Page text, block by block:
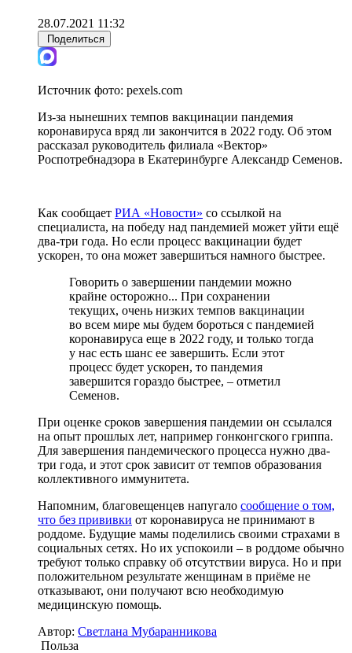
28.07.2021 11:32
Поделиться
Источник фото: pexels.com
Из-за нынешних темпов вакцинации пандемия
коронавируса вряд ли закончится в 2022 году. Об этом
рассказал руководитель филиала «Вектор»
Роспотребнадзора в Екатеринбурге Александр Семенов.
Как сообщает РИА «Новости» со ссылкой на
специалиста, на победу над пандемией может уйти ещё
два-три года. Но если процесс вакцинации будет
ускорен, то она может завершиться намного быстрее.
Говорить о завершении пандемии можно
крайне осторожно... При сохранении
текущих, очень низких темпов вакцинации
во всем мире мы будем бороться с пандемией
коронавируса еще в 2022 году, и только тогда
у нас есть шанс ее завершить. Если этот
процесс будет ускорен, то пандемия
завершится гораздо быстрее, – отметил
Семенов.
При оценке сроков завершения пандемии он ссылался
на опыт прошлых лет, например гонконгского гриппа.
Для завершения пандемического процесса нужно два-
три года, и этот срок зависит от темпов образования
коллективного иммунитета.
Напомним, благовещенцев напугало сообщение о том,
что без прививки от коронавируса не принимают в
роддоме. Будущие мамы поделились своими страхами в
социальных сетях. Но их успокоили – в роддоме обычно
требуют только справку об отсутствии вируса. Но и при
положительном результате женщинам в приёме не
отказывают, они получают всю необходимую
медицинскую помощь.
Автор: Светлана Мубаранникова
Польза